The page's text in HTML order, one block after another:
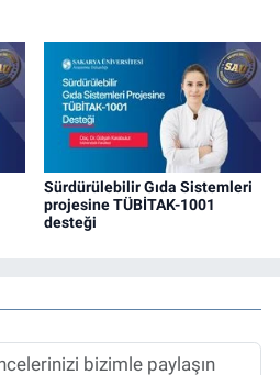
Sürdürülebilir Gıda Sistemleri
projesine TÜBİTAK-1001
desteği